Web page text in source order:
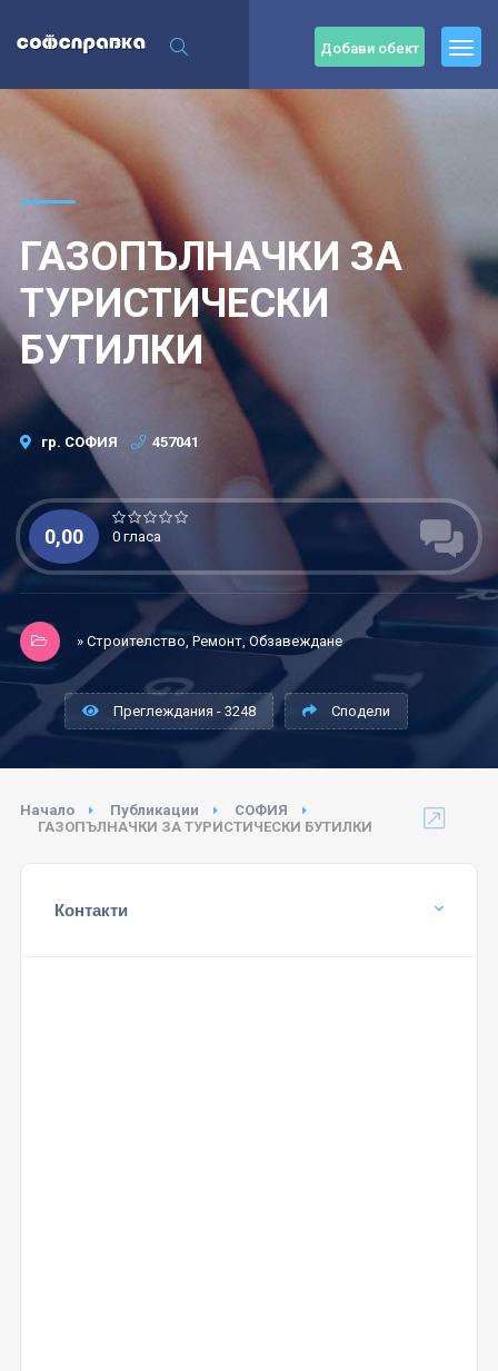
Добави обект
ГАЗОПЪЛНАЧКИ ЗА
ТУРИСТИЧЕСКИ
БУТИЛКИ
гр. СОФИЯ 457041
0,00 0 гласа
» Строителство, Ремонт, Обзавеждане
Преглеждания - 3248 Сподели
Начало Публикации
СОФИЯ
ГАЗОПЪЛНАЧКИ ЗА ТУРИСТИЧЕСКИ БУТИЛКИ
Контакти